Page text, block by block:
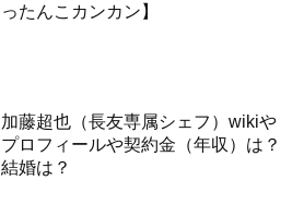
ったんこカンカン】
加藤超也（長友専属シェフ）wikiや
プロフィールや契約金（年収）は？
結婚は？